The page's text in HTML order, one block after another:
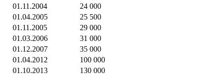
01.11.2004
24 000
01.04.2005
25 500
01.11.2005
29 000
01.03.2006
31 000
01.12.2007
35 000
01.04.2012
100 000
01.10.2013
130 000